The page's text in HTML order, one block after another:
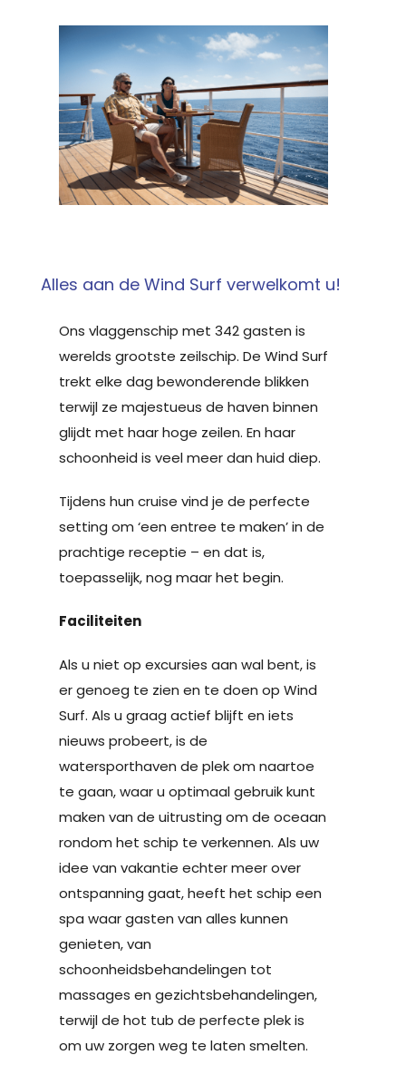
Alles aan de Wind Surf verwelkomt u!
Ons vlaggenschip met 342 gasten is
werelds grootste zeilschip. De Wind Surf
trekt elke dag bewonderende blikken
terwijl ze majestueus de haven binnen
glijdt met haar hoge zeilen. En haar
schoonheid is veel meer dan huid diep.
Tijdens hun cruise vind je de perfecte
setting om ‘een entree te maken’ in de
prachtige receptie – en dat is,
toepasselijk, nog maar het begin.
Faciliteiten
Als u niet op excursies aan wal bent, is
er genoeg te zien en te doen op Wind
Surf. Als u graag actief blijft en iets
nieuws probeert, is de
watersporthaven de plek om naartoe
te gaan, waar u optimaal gebruik kunt
maken van de uitrusting om de oceaan
rondom het schip te verkennen. Als uw
idee van vakantie echter meer over
ontspanning gaat, heeft het schip een
spa waar gasten van alles kunnen
genieten, van
schoonheidsbehandelingen tot
massages en gezichtsbehandelingen,
terwijl de hot tub de perfecte plek is
om uw zorgen weg te laten smelten.